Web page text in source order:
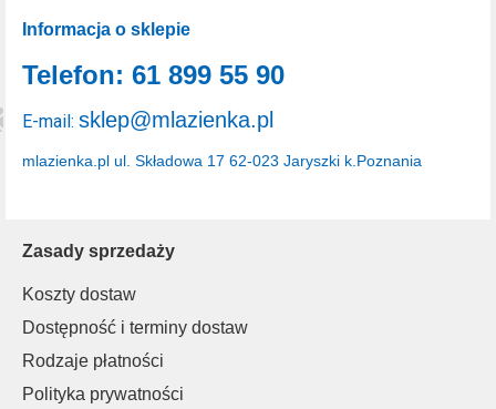
Zasady sprzedaży
Koszty dostaw
Dostępność i terminy dostaw
Rodzaje płatności
Polityka prywatności
Informacja o sklepie
mlazienka.pl ul. Składowa 17 62-023 Jaryszki k.Poznania
Telefon: 61 899 55 90
E-mail: sklep@mlazienka.pl